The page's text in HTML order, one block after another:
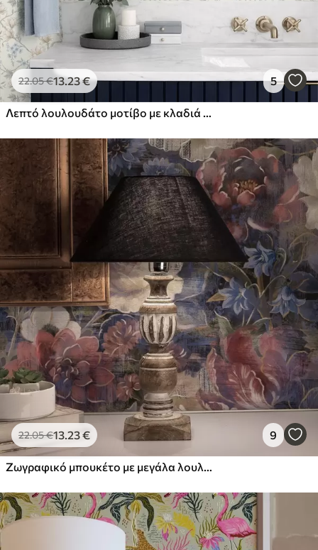
22.05€13.23€ 5
Λεπτό λουλουδάτο μοτίβο με κλαδιά και λουλούδια
22.05€13.23€ 9
Ζωγραφικό μπουκέτο με μεγάλα λουλούδια σε βαθύ ινδικο φόντο